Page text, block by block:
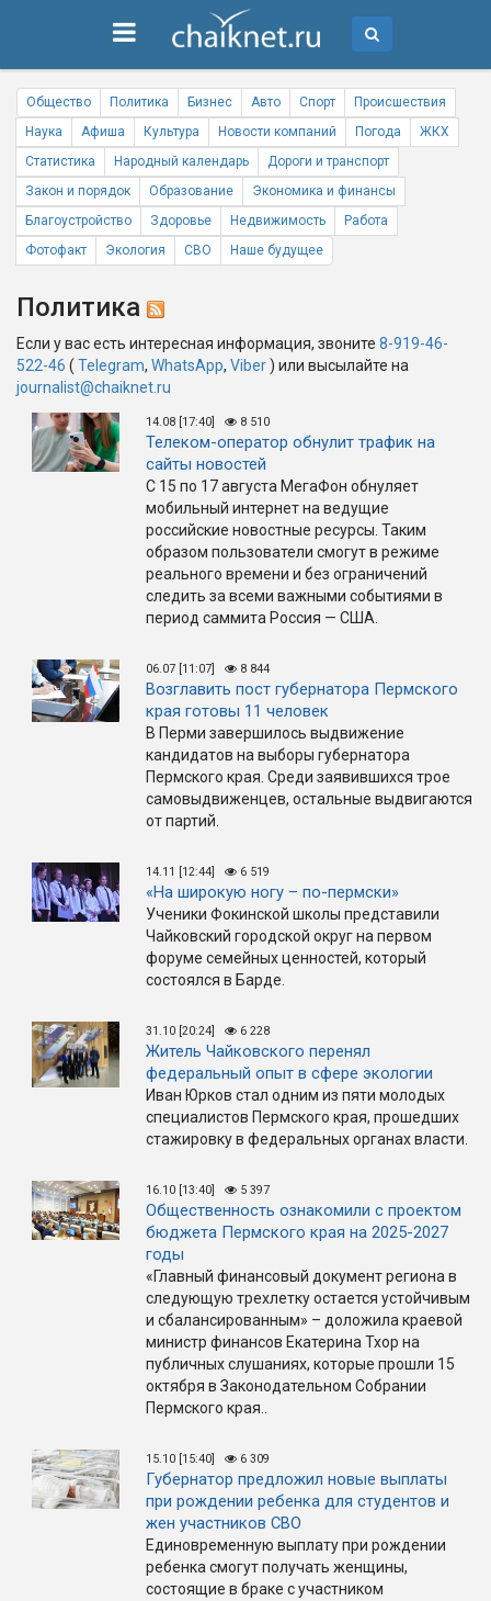
Общество Политика Бизнес Авто Спорт
Происшествия
Наука
Афиша Культура Новости компаний Погода
ЖКХ
Статистика
Народный календарь
Дороги и транспорт
Закон и порядок
Образование
Экономика и финансы
Благоустройство
Здоровье Недвижимость
Работа
Фотофакт
Экология СВО Наше будущее
Политика
Если у вас есть интересная информация, звоните 8-919-46-
522-46 ( Telegram, WhatsApp, Viber) или высылайте на
journalist@chaiknet.ru
14.08 [17:40] 8 510
Телеком-оператор обнулит трафик на
сайты новостей
С 15 по 17 августа МегаФон обнуляет
мобильный интернет на ведущие
российские новостные ресурсы. Таким
образом пользователи смогут в режиме
реального времени и без ограничений
следить за всеми важными событиями в
период саммита Россия — США.
06.07 [11:07] 8 844
Возглавить пост губернатора Пермского
края готовы 11 человек
В Перми завершилось выдвижение
кандидатов на выборы губернатора
Пермского края. Среди заявившихся трое
самовыдвиженцев, остальные выдвигаются
от партий.
14.11 [12:44] 6 519
«На широкую ногу – по-пермски»
Ученики Фокинской школы представили
Чайковский городской округ на первом
форуме семейных ценностей, который
состоялся в Барде.
31.10 [20:24] 6 228
Житель Чайковского перенял
федеральный опыт в сфере экологии
Иван Юрков стал одним из пяти молодых
специалистов Пермского края, прошедших
стажировку в федеральных органах власти.
16.10 [13:40] 5 397
Общественность ознакомили с проектом
бюджета Пермского края на 2025-2027
годы
«Главный финансовый документ региона в
следующую трехлетку остается устойчивым
и сбалансированным» – доложила краевой
министр финансов Екатерина Тхор на
публичных слушаниях, которые прошли 15
октября в Законодательном Собрании
Пермского края..
15.10 [15:40] 6 309
Губернатор предложил новые выплаты
при рождении ребенка для студентов и
жен участников СВО
Единовременную выплату при рождении
ребенка смогут получать женщины,
состоящие в браке с участником